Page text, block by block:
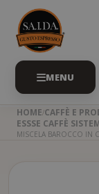
HOME CAFFÈ E
ESSSE CAFFÈ
MISCELA BAROCCO IN